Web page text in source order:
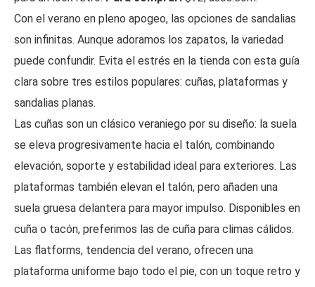
Con el verano en pleno apogeo, las opciones de sandalias
son infinitas. Aunque adoramos los zapatos, la variedad
puede confundir. Evita el estrés en la tienda con esta guía
clara sobre tres estilos populares: cuñas, plataformas y
sandalias planas.
Las cuñas son un clásico veraniego por su diseño: la suela
se eleva progresivamente hacia el talón, combinando
elevación, soporte y estabilidad ideal para exteriores. Las
plataformas también elevan el talón, pero añaden una
suela gruesa delantera para mayor impulso. Disponibles en
cuña o tacón, preferimos las de cuña para climas cálidos.
Las flatforms, tendencia del verano, ofrecen una
plataforma uniforme bajo todo el pie, con un toque retro y